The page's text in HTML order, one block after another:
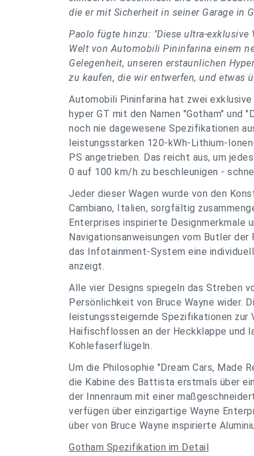
die er mit Sicherheit in seiner Garage in
Paolo fügte hinzu: "Diese ultra-
Welt von Automobili Pininfarina einem
Gelegenheit, unseren erstaunlichen
zu kaufen, die wir entwerfen, und etwas
Automobili Pininfarina hat zwei
hyper GT mit den Namen "Gotham" und
noch nie dagewesene Spezifikationen
leistungsstarken 120-kWh-Lithium-
PS angetrieben. Das reicht aus, um
0 auf 100 km/h zu beschleunigen -
Jeder dieser Wagen wurde von den
Cambiano, Italien, sorgfältig
Enterprises inspirierte Designmerkmale
Navigationsanweisungen vom Butler
das Infotainment-System eine
anzeigt.
Alle vier Designs spiegeln das Streben
Persönlichkeit von Bruce Wayne wider.
leistungssteigernde Spezifikationen zur
Haifischflossen an der Heckklappe und
Kohlefaserflügeln.
Um die Philosophie "Dream Cars, Made
die Kabine des Battista erstmals über
der Innenraum mit einer
verfügen über einzigartige Wayne
über von Bruce Wayne inspirierte
Gotham Spezifikation im Detail